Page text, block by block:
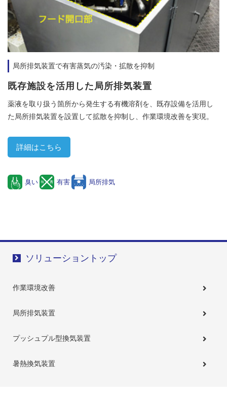
局所排気装置で有害蒸気の汚染・拡散を抑制
既存施設を活用した局所排気装置
薬液を取り扱う箇所から発生する有機溶剤を、既存設備を活用し
た局所排気装置を設置して拡散を抑制し、作業環境改善を実現。
詳細はこちら
臭い 有害 局所排気
ソリューショントップ
作業環境改善
局所排気装置
プッシュプル型換気装置
暑熱換気装置